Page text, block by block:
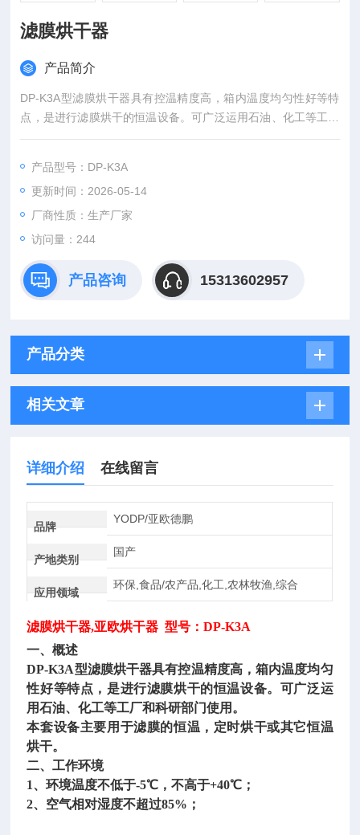
滤膜烘干器
产品简介
DP-K3A型滤膜烘干器具有控温精度高，箱内温度均匀性好等特
点，是进行滤膜烘干的恒温设备。可广泛运用石油、化工等工厂
和科研部门使用。
产品型号：DP-K3A
更新时间：2026-05-14
厂商性质：生产厂家
访问量：244
产品咨询 15313602957
产品分类
相关文章
详细介绍 在线留言
品牌
YODP/亚欧德鹏
产地类别
国产
应用领域
环保,食品/农产品,化工,农林牧渔,综合
滤膜烘干器,亚欧烘干器 型号：DP-K3A
一、概述
DP-K3A型滤膜烘干器具有控温精度高，箱内温度均匀
性好等特点，是进行滤膜烘干的恒温设备。可广泛运
用石油、化工等工厂和科研部门使用。
本套设备主要用于滤膜的恒温，定时烘干或其它恒温
烘干。
二、工作环境
1、环境温度不低于-5℃，不高于+40℃；
2、空气相对湿度不超过85%；